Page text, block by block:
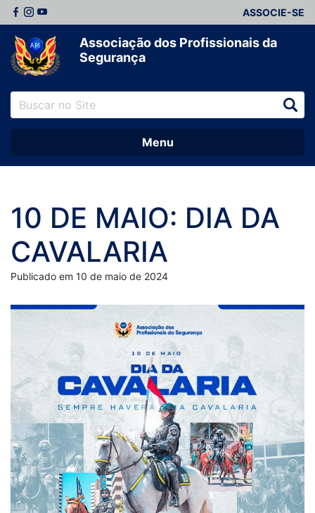
ASSOCIE-SE
Associação dos Profissionais da
Segurança
Menu
10 DE MAIO: DIA DA
CAVALARIA
Publicado em 10 de maio de 2024